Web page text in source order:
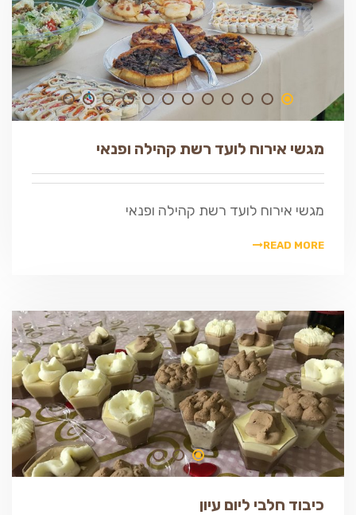
מגשי אירוח לועד רשת קהילה ופנאי
מגשי אירוח לועד רשת קהילה ופנאי
READ MORE
כיבוד חלבי ליום עיון